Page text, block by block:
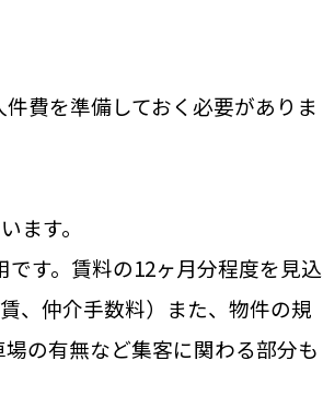
費を準備しておく必要がありま
ます。
す。賃料の12ヶ月分程度を見込
、仲介手数料）また、物件の規
の有無など集客に関わる部分も